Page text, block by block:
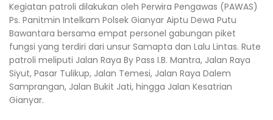
Kegiatan patroli dilakukan oleh Perwira Pengawas (PAWAS)
Ps. Panitmin Intelkam Polsek Gianyar Aiptu Dewa Putu
Bawantara bersama empat personel gabungan piket
fungsi yang terdiri dari unsur Samapta dan Lalu Lintas. Rute
patroli meliputi Jalan Raya By Pass I.B. Mantra, Jalan Raya
Siyut, Pasar Tulikup, Jalan Temesi, Jalan Raya Dalem
Samprangan, Jalan Bukit Jati, hingga Jalan Kesatrian
Gianyar.